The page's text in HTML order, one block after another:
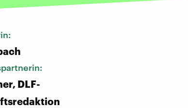
DLF-